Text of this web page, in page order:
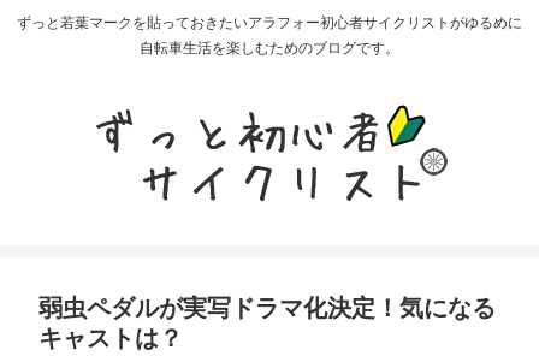
ずっと若葉マークを貼っておきたいアラフォー初心者サイクリストがゆるめに
自転車生活を楽しむためのブログです。
弱虫ペダルが実写ドラマ化決定！気になる
キャストは？